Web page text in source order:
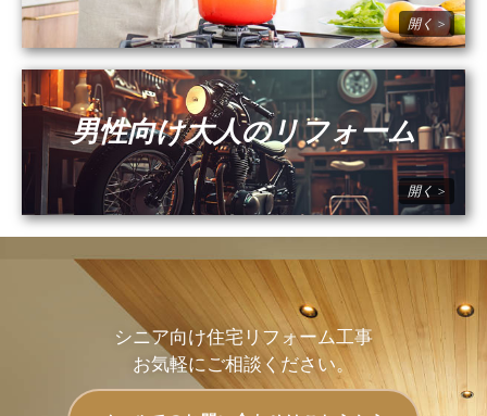
男性向け大人のリフォーム
シニア向け住宅リフォーム工事
お気軽にご相談ください。